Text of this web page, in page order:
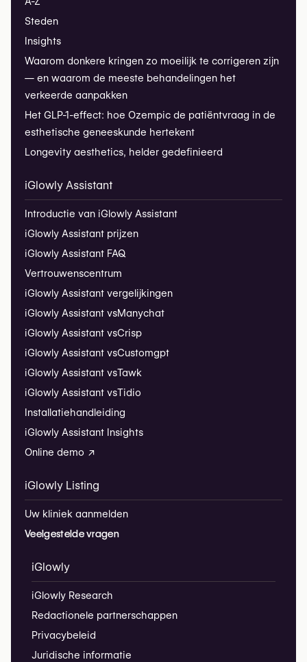
Steden
Insights
Waarom donkere kringen zo moeilijk te corrigeren zijn
— en waarom de meeste behandelingen het
verkeerde aanpakken
Het GLP-1-effect: hoe Ozempic de patiëntvraag in de
esthetische geneeskunde hertekent
Longevity aesthetics, helder gedefinieerd
iGlowly Assistant
Introductie van iGlowly Assistant
iGlowly Assistant prijzen
iGlowly Assistant FAQ
Vertrouwenscentrum
iGlowly Assistant vergelijkingen
iGlowly Assistant vsManychat
iGlowly Assistant vsCrisp
iGlowly Assistant vsCustomgpt
iGlowly Assistant vsTawk
iGlowly Assistant vsTidio
Installatiehandleiding
iGlowly Assistant Insights
Online demo ↗
iGlowly Listing
Uw kliniek aanmelden
Veelgestelde vragen
iGlowly
iGlowly Research
Redactionele partnerschappen
Privacybeleid
Juridische informatie